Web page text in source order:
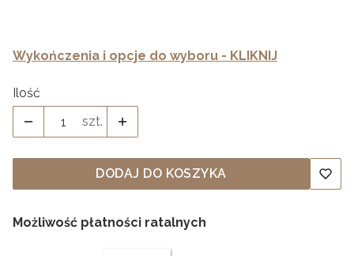
Wykończenia i opcje do wyboru - KLIKNIJ
Ilość
szt.
DODAJ DO KOSZYKA
Możliwość płatności ratalnych